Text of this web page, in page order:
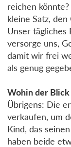
reichen
kleine Satz,
Unser tägliches
versorge uns,
damit wir frei
als genug
Wohin der
Übrigens: Die
verkaufen, um
Kind, das
haben beide